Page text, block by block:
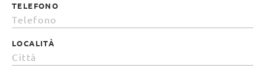
TELEFONO
LOCALITÀ